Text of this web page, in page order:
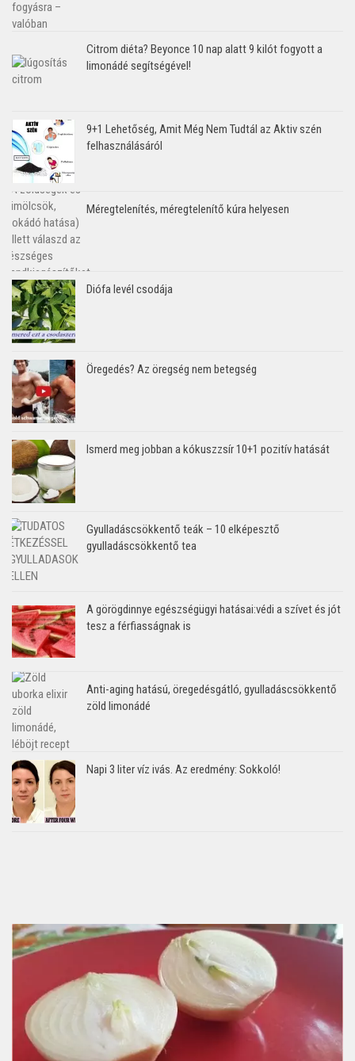
Citrom diéta? Beyonce 10 nap alatt 9 kilót fogyott a
limonádé segítségével!
9+1 Lehetőség, Amit Még Nem Tudtál az Aktiv szén
felhasználásáról
Méregtelenítés, méregtelenítő kúra helyesen
Diófa levél csodája
Öregedés? Az öregség nem betegség
Ismerd meg jobban a kókuszzsír 10+1 pozitív hatását
Gyulladáscsökkentő teák – 10 elképesztő
gyulladáscsökkentő tea
A görögdinnye egészségügyi hatásai:védi a szívet és jót
tesz a férfiasságnak is
Anti-aging hatású, öregedésgátló, gyulladáscsökkentő
zöld limonádé
Napi 3 liter víz ivás. Az eredmény: Sokkoló!